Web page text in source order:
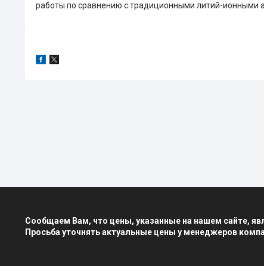
работы по сравнению с традиционными литий-ионными
Сообщаем Вам, что цены, указанные на нашем сайте,
Просьба уточнять актуальные цены у менеджеров